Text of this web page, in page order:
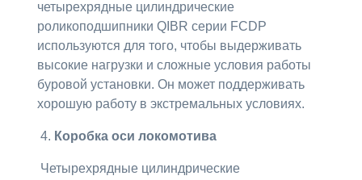
четырехрядные цилиндрические
роликоподшипники QIBR серии FCDP
используются для того, чтобы выдерживать
высокие нагрузки и сложные условия работы
буровой установки. Он может поддерживать
хорошую работу в экстремальных условиях.
4. Коробка оси локомотива
Четырехрядные цилиндрические